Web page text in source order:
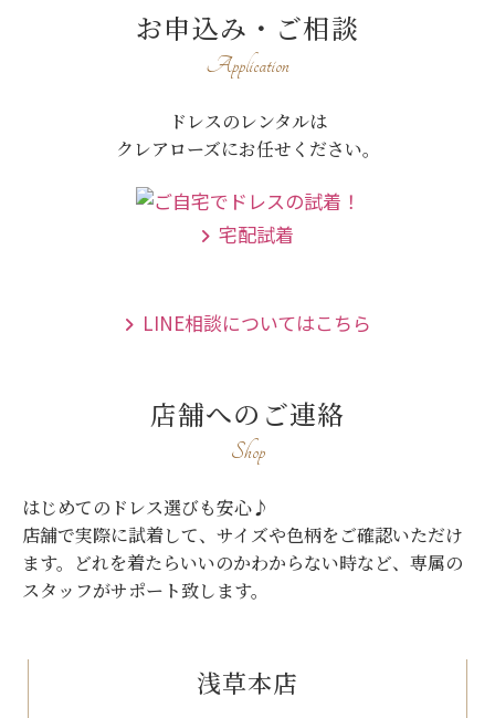
お申込み・ご相談
Application
ドレスのレンタルは
クレアローズにお任せください。
宅配試着
LINE相談についてはこちら
店舗へのご連絡
Shop
はじめてのドレス選びも安心♪
店舗で実際に試着して、サイズや色柄をご確認いただけ
ます。
どれを着たらいいのかわからない時など、専属の
スタッフがサポート致します。
浅草本店